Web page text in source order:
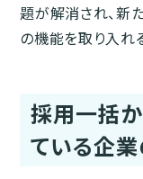
題が解消され、新
の機能を取り入れ
採用一括
ている企